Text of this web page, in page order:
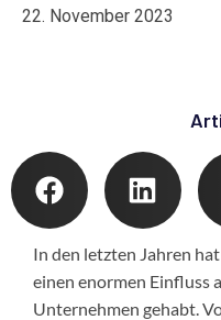
22. November 2023
In den letzten Jahren
einen enormen Einfluss
Unternehmen gehabt.